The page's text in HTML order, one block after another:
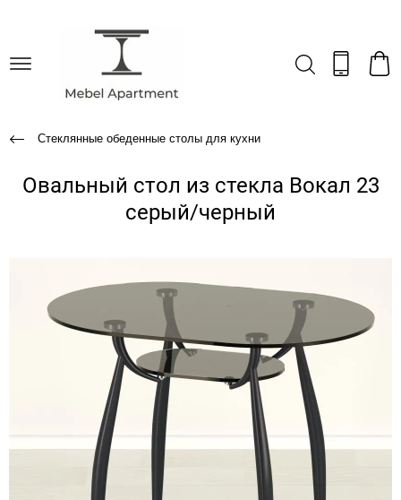
Стеклянные обеденные столы для кухни
Овальный стол из стекла Вокал 23
серый/черный